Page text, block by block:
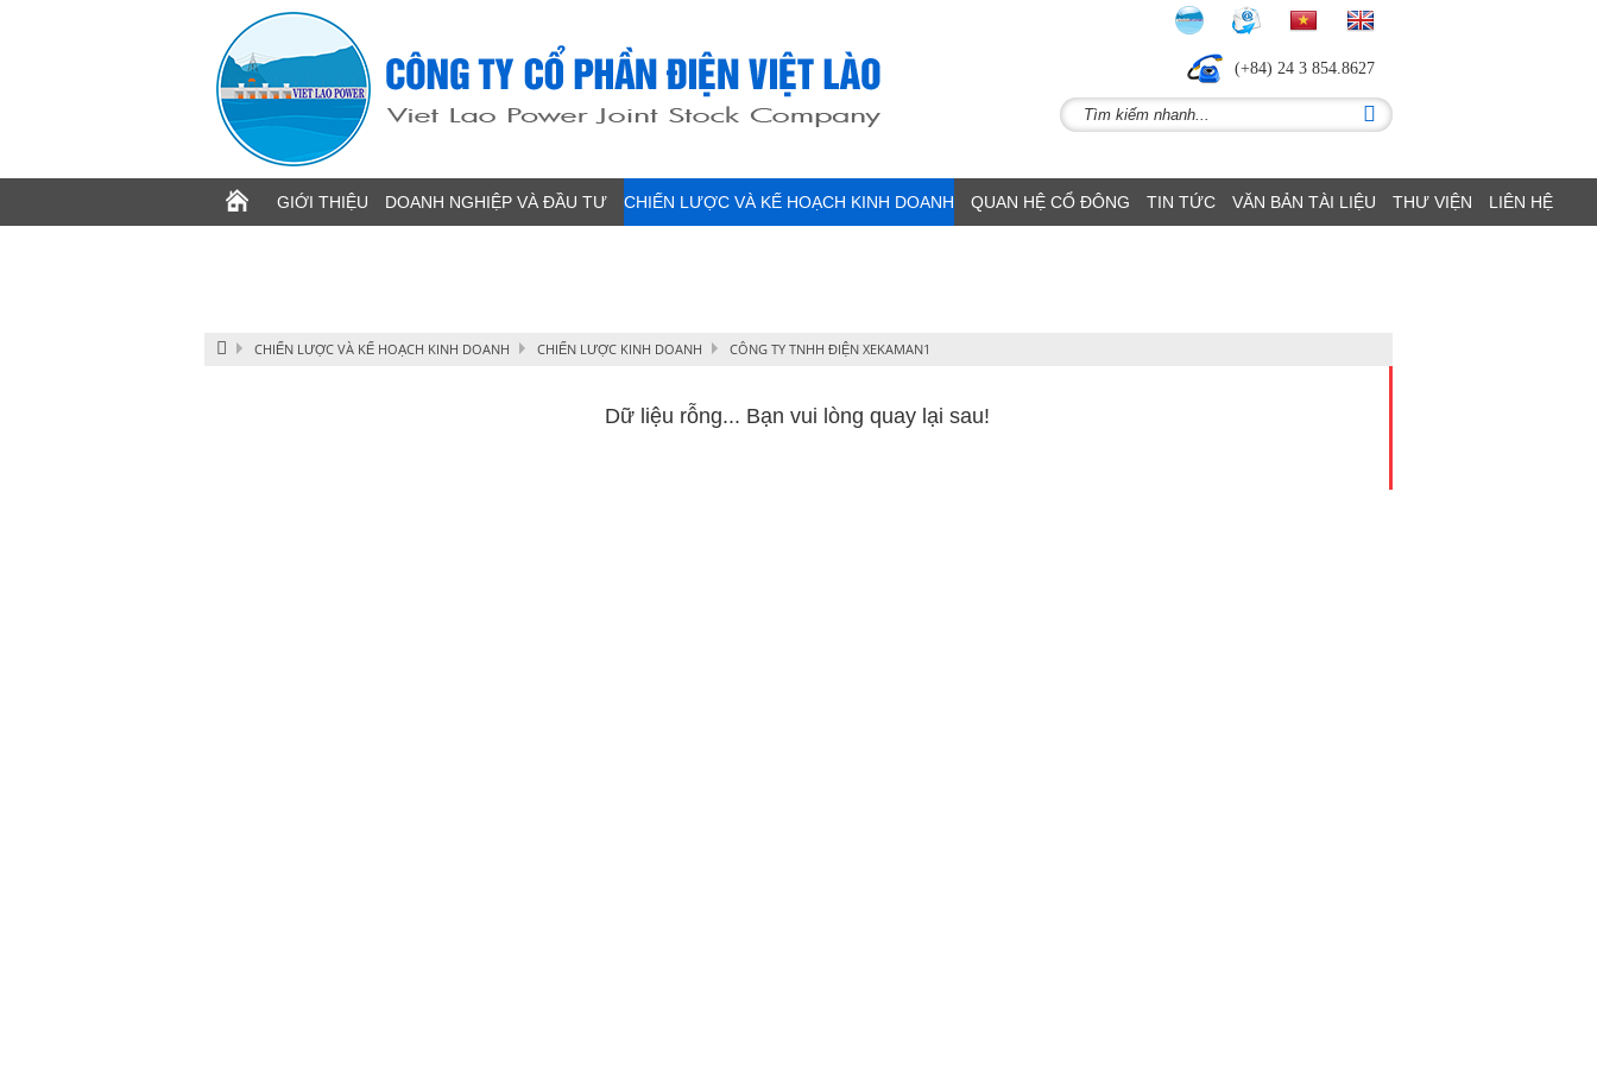
(+84) 24 3 854.8627
GIỚI THIỆU DOANH NGHIỆP VÀ ĐẦU TƯ CHIẾN LƯỢC VÀ KẾ HOẠCH KINH DOANH QUAN HỆ CỔ ĐÔNG TIN TỨC VĂN BẢN TÀI LIỆU THƯ VIỆN LIÊN HỆ
CHIẾN LƯỢC VÀ KẾ HOẠCH KINH DOANH CHIẾN LƯỢC KINH DOANH CÔNG TY TNHH ĐIỆN XEKAMAN1
Dữ liệu rỗng... Bạn vui lòng quay lại sau!